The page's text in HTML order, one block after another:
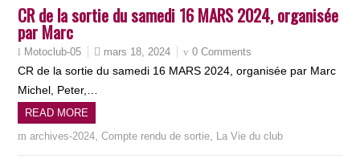
CR de la sortie du samedi 16 MARS 2024, organisée
par Marc
Motoclub-05 mars 18, 2024 0 Comments
CR de la sortie du samedi 16 MARS 2024, organisée par Marc
Michel, Peter,…
READ MORE
archives-2024 ,Compte rendu de sortie La Vie du club